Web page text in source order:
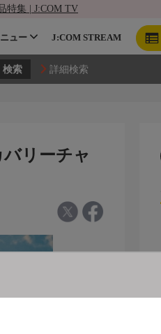
特集 | J:COM TV
ュー J:COM STREAM
詳細検索
リーチャ